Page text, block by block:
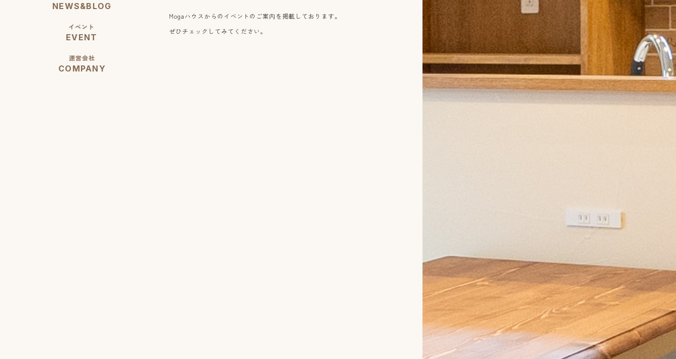
NEWS&BLOG
イベント
EVENT
運営会社
COMPANY
Mogaハウスからのイベントのご案内を掲載しております。
ぜひチェックしてみてください。​​​​​​​